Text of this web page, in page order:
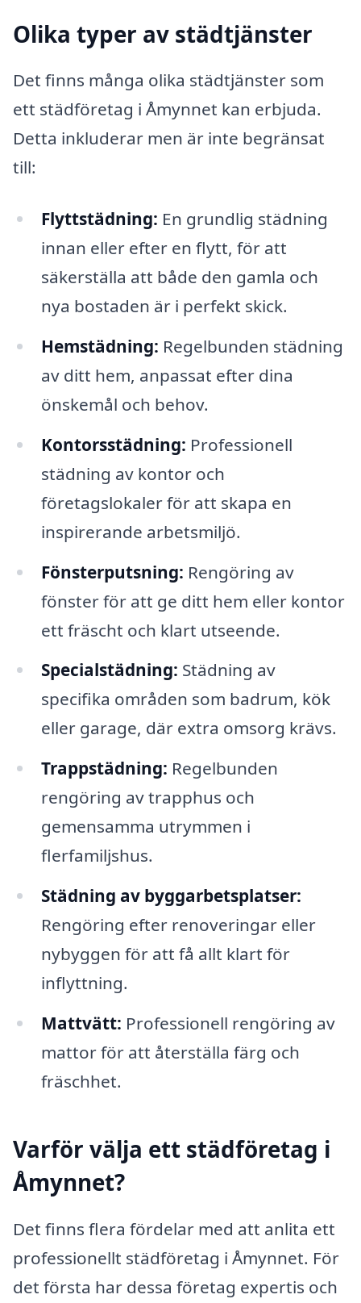
Olika typer av städtjänster
Det finns många olika städtjänster som
ett städföretag i Åmynnet kan erbjuda.
Detta inkluderar men är inte begränsat
till:
Flyttstädning: En grundlig städning
innan eller efter en flytt, för att
säkerställa att både den gamla och
nya bostaden är i perfekt skick.
Hemstädning: Regelbunden städning
av ditt hem, anpassat efter dina
önskemål och behov.
Kontorsstädning: Professionell
städning av kontor och
företagslokaler för att skapa en
inspirerande arbetsmiljö.
Fönsterputsning: Rengöring av
fönster för att ge ditt hem eller kontor
ett fräscht och klart utseende.
Specialstädning: Städning av
specifika områden som badrum, kök
eller garage, där extra omsorg krävs.
Trappstädning: Regelbunden
rengöring av trapphus och
gemensamma utrymmen i
flerfamiljshus.
Städning av byggarbetsplatser:
Rengöring efter renoveringar eller
nybyggen för att få allt klart för
inflyttning.
Mattvätt: Professionell rengöring av
mattor för att återställa färg och
fräschhet.
Varför välja ett städföretag i
Åmynnet?
Det finns flera fördelar med att anlita ett
professionellt städföretag i Åmynnet. För
det första har dessa företag expertis och